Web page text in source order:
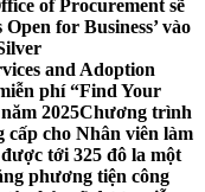
of Procurement sẽ
for Business’ vào
and Adoption
phí “Find Your
2025Chương trình
cấp cho Nhân viên làm
tới 325 đô la một
phương tiện công